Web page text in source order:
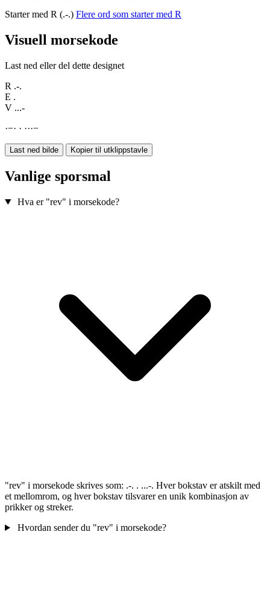
Starter med R (.-.) Flere ord som starter med R
Visuell morsekode
Last ned eller del dette designet
R .-.
E .
V ...-
·−· · ···−
Last ned bilde Kopier til utklippstavle
Vanlige sporsmal
Hva er "rev" i morsekode?
"rev" i morsekode skrives som: .-. . ...-. Hver bokstav er atskilt med
et mellomrom, og hver bokstav tilsvarer en unik kombinasjon av
prikker og streker.
Hvordan sender du "rev" i morsekode?